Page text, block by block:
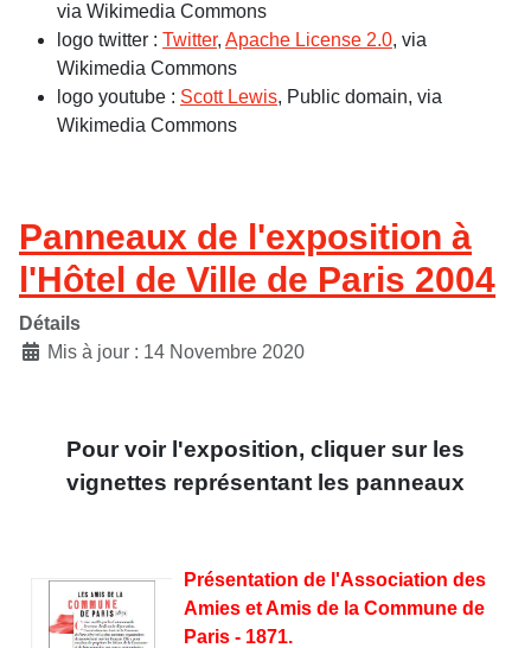
via Wikimedia Commons
logo twitter : Twitter, Apache License 2.0, via
Wikimedia Commons
logo youtube : Scott Lewis, Public domain, via
Wikimedia Commons
Panneaux de l'exposition à
l'Hôtel de Ville de Paris 2004
Détails
Mis à jour : 14 Novembre 2020
Pour voir l'exposition, cliquer sur les
vignettes représentant les panneaux
Présentation de l'Association des
Amies et Amis de la Commune de
Paris - 1871.